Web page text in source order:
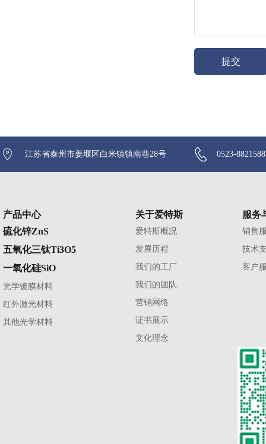
江苏省泰州市姜堰区白米镇镇南巷28号 0523-
产品中心
硫化锌ZnS
五氧化三钛Ti3O5
一氧化硅SiO
光学镀膜材料
红外激光材料
其他光学材料
关于爱特斯
爱特斯概况
发展历程
我们的工厂
我们的团队
营销网络
证书展示
文化理念
服务
销售
技术
客户